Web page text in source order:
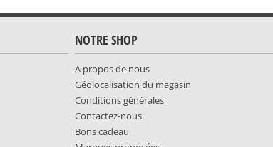
NOTRE SHOP
A propos de nous
Géolocalisation du magasin
Conditions générales
Contactez-nous
Bons cadeau